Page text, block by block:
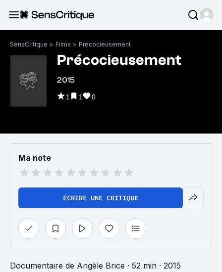
SensCritique > Films > Précocieusement
Précocieusement
2015
1 1 0
Ma note
ÉCRIRE UNE CRITIQUE
Documentaire de Angèle Brice · 52 min · 2015